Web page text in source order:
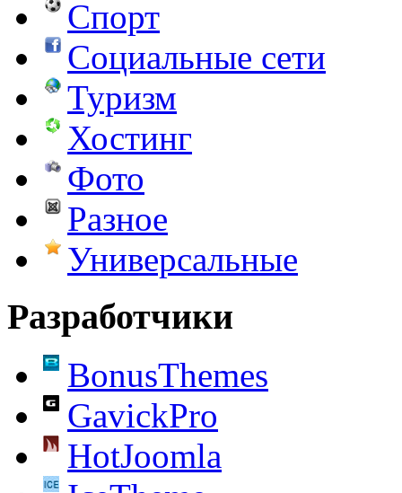
Спорт
Социальные сети
Туризм
Хостинг
Фото
Разное
Универсальные
Разработчики
BonusThemes
GavickPro
HotJoomla